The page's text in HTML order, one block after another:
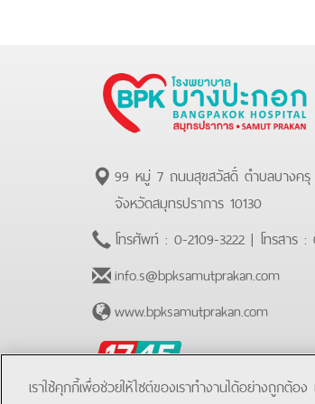
99 หมู่ 7 ถนนสุขสวัสดิ์ ตำบลบางครุ
จังหวัดสมุทรปราการ 10130
โทรศัพท์ : 0-2109-3222 | โทรสาร :
info.s@bpksamutprakan.com
www.bpksamutprakan.com
BPK
Hotline
เราใช้คุกกี้เพื่อช่วยให้ไซต์ของเราทำงานได้อย่างถูกต้